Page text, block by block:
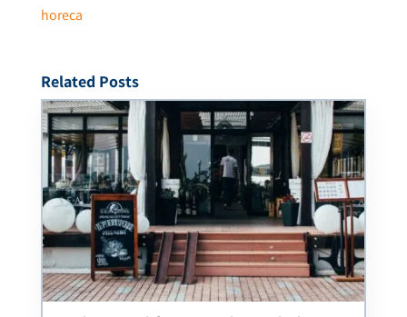
horeca
Related Posts